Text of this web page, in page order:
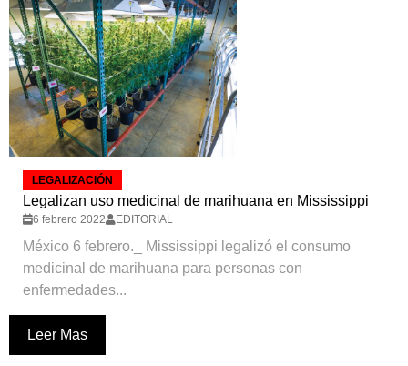
LEGALIZACIÓN
Legalizan uso medicinal de marihuana en Mississippi
6 febrero 2022 EDITORIAL
México 6 febrero._ Mississippi legalizó el consumo
medicinal de marihuana para personas con
enfermedades...
Leer Mas